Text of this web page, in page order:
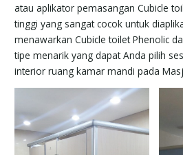
atau aplikator pemasangan Cubicle
tinggi yang sangat cocok untuk
menawarkan Cubicle toilet Phenolic
tipe menarik yang dapat Anda pilih
interior ruang kamar mandi pada